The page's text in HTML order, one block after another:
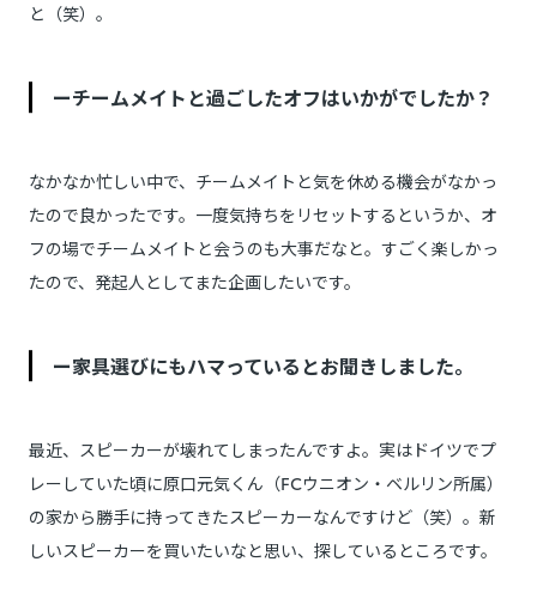
と（笑）。
ーチームメイトと過ごしたオフはいかがでしたか？
なかなか忙しい中で、チームメイトと気を休める機会がなかっ
たので良かったです。一度気持ちをリセットするというか、オ
フの場でチームメイトと会うのも大事だなと。すごく楽しかっ
たので、発起人としてまた企画したいです。
ー家具選びにもハマっているとお聞きしました。
最近、スピーカーが壊れてしまったんですよ。実はドイツでプ
レーしていた頃に原口元気くん（FCウニオン・ベルリン所属）
の家から勝手に持ってきたスピーカーなんですけど（笑）。新
しいスピーカーを買いたいなと思い、探しているところです。